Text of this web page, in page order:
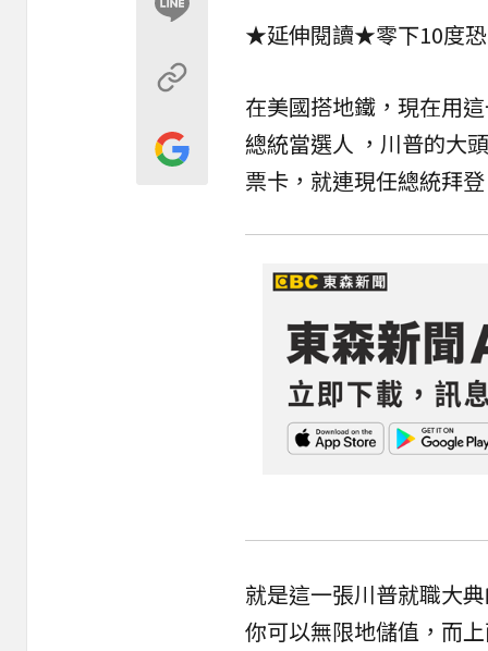
★延伸閱讀★零下10度
在美國搭地鐵，現在用
總統當選人 ，川普的大
票卡，就連現任總統拜
就是這一張川普就職大
你可以無限地儲值，而